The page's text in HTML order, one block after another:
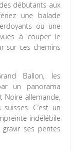
débutants aux
une balade
ou une
à couper le
sur ces chemins
Ballon, les
un panorama
Noire allemande,
C’est un
indélébile
ses pentes